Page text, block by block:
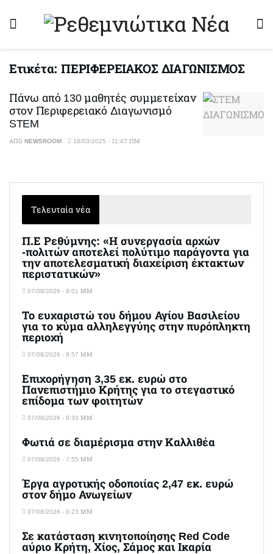
Ετικέτα:ΠΕΡΙΦΕΡΕΙΑΚΟΣ ΔΙΑΓΩΝΙΣΜΟΣ
Πάνω από 130 μαθητές συμμετείχαν
στον Περιφερειακό Διαγωνισμό
STEM
ΑΠΌ NEWSROOM 18/03/2025 - 11:47 ΠΜ
Τελευταία νέα
Π.Ε Ρεθύμνης: «Η συνεργασία αρχών
-πολιτών αποτελεί πολύτιμο παράγοντα για
την αποτελεσματική διαχείριση έκτακτων
περιστατικών»
07/08/2026 - 9:01 ΜΜ
Το ευχαριστώ του δήμου Αγίου Βασιλείου
για το κύμα αλληλεγγύης στην πυρόπληκτη
περιοχή
07/08/2026 - 8:57 ΜΜ
Επιχορήγηση 3,35 εκ. ευρώ στο
Πανεπιστήμιο Κρήτης για το στεγαστικό
επίδομα των φοιτητών
07/08/2026 - 8:33 ΜΜ
Φωτιά σε διαμέρισμα στην Καλλιθέα
07/08/2026 - 7:55 ΜΜ
Έργα αγροτικής οδοποιίας 2,47 εκ. ευρώ
στον δήμο Ανωγείων
07/08/2026 - 6:23 ΜΜ
Σε κατάσταση κινητοποίησης Red Code
αύριο Κρήτη, Χίος, Σάμος και Ικαρία